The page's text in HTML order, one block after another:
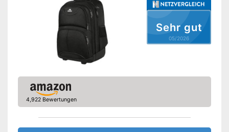
höhenverstellbar
Atmungsaktives Material
Sehr gut
05/2026
4,922 Bewertungen